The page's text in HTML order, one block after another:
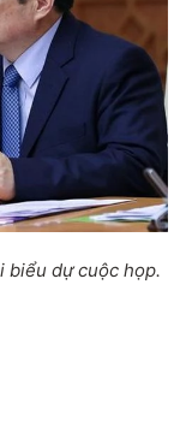
biểu dự cuộc họp.